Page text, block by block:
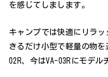
を感じてしまします。
キャンプでは快適にリラ
きるだけ小型で軽量の物を
02R、今はVA-03Rにモデル